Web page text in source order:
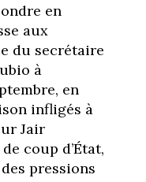
en
aux
du secrétaire
à
en
infligés à
Jair
coup d’État,
pressions